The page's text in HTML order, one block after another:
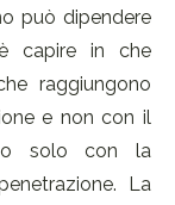
può dipendere
capire in che
raggiungono
e non con il
solo con la
La